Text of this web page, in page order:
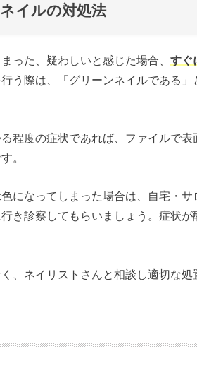
イルの対処法
った、疑わしいと感じた場合、 すぐ
う際は、「グリーンネイルである
程度の症状であれば、ファイルで
。
になってしまった場合は、自宅・サ
き診察してもらいましょう。症状
、ネイリストさんと相談し適切な処